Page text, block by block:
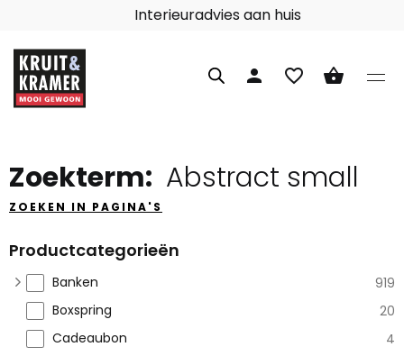
Interieuradvies aan huis
person favorite_border shopping_basket
Zoekterm: Abstract small
ZOEKEN IN PAGINA'S
Productcategorieën
Banken
919
Boxspring
20
Cadeaubon
4